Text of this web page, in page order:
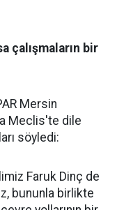
çalışmaların bir
Mersin
Meclis'te dile
söyledi:
Faruk Dinç de
bununla birlikte